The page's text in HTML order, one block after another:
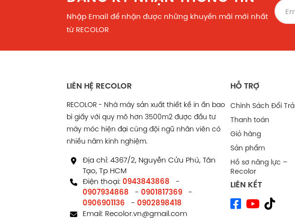
Nhập Email để nhận được những khuyến mãi mới nhất
từ RECOLOR
LIÊN HỆ RECOLOR
RECOLOR - Nhà máy sản xuất thiết kế in ấn bao
bì giấy với quy mô hơn 3500m2 được đầu tư
máy móc hiện đại cùng đội ngũ nhân viên có
nhiều năm kinh nghiệm.
Địa chỉ: 4367/2, Nguyễn Cửu Phú, Tân
Tạo, Tp HCM
Điện thoại: 0943843868
-
0907934868
- 0901817369
-
0906901136
- 0902898418
Email: Recolor.vn@gmail.com
HỖ TRỢ
Chính Sách Đổi Trả
Thanh toán
Giỏ hàng
Sản phẩm
Hồ sơ năng lực –
Recolor
LIÊN KẾT